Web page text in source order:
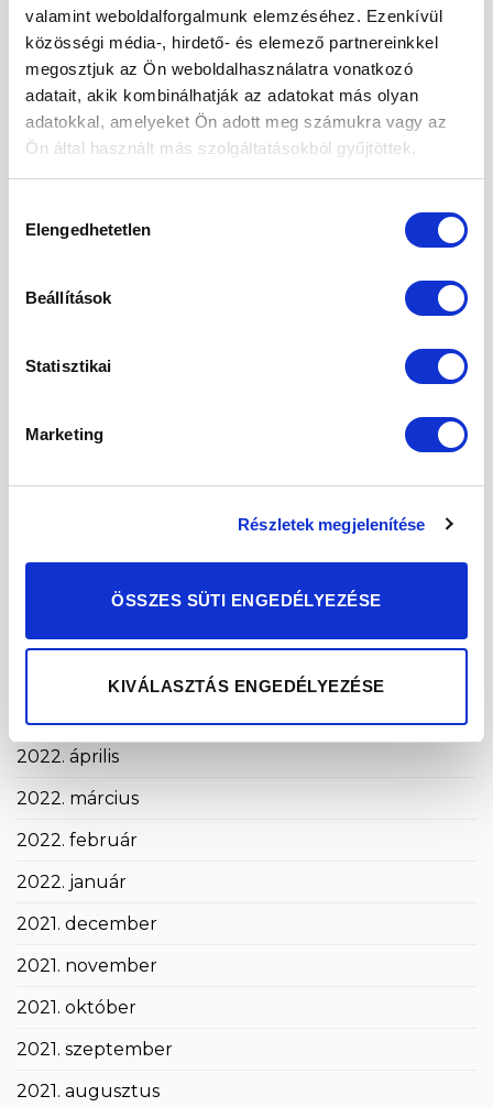
valamint weboldalforgalmunk elemzéséhez. Ezenkívül
közösségi média-, hirdető- és elemező partnereinkkel
megosztjuk az Ön weboldalhasználatra vonatkozó
adatait, akik kombinálhatják az adatokat más olyan
adatokkal, amelyeket Ön adott meg számukra vagy az
Ön által használt más szolgáltatásokból gyűjtöttek.
kiválasztása
Elengedhetetlen
Beállítások
Statisztikai
Marketing
Részletek megjelenítése
ÖSSZES SÜTI ENGEDÉLYEZÉSE
KIVÁLASZTÁS ENGEDÉLYEZÉSE
2024. május
2024. április
2024. március
2023. március
2022. augusztus
2022. július
2022. április
2022. március
2022. február
2022. január
2021. december
2021. november
2021. október
2021. szeptember
2021. augusztus